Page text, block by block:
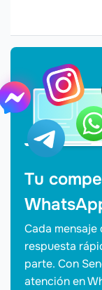
Tu
Cada
respuesta
parte. Con
atención en